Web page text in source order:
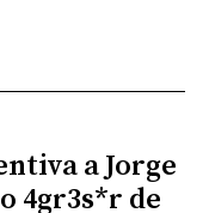
a Jorge
4gr3s*r de